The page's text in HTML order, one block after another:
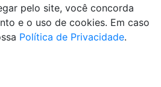
pelo site, você concorda
e o uso de cookies. Em caso
Política de Privacidade.